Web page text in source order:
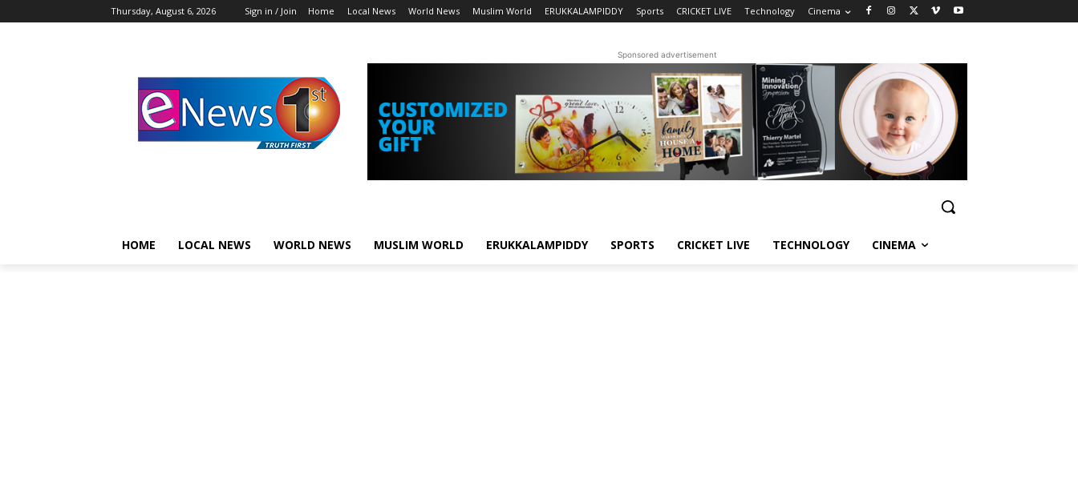
Thursday, August 6, 2026 Sign in / Join Home Local News World News Muslim World ERUKKALAMPIDDY Sports CRICKET LIVE Technology Cinema
Sponsored advertisement
HOME LOCAL NEWS WORLD NEWS MUSLIM WORLD ERUKKALAMPIDDY SPORTS CRICKET LIVE TECHNOLOGY CINEMA